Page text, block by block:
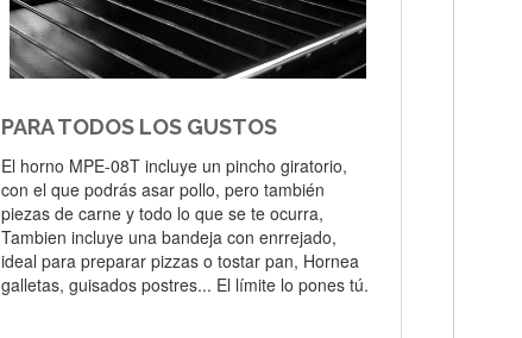
PARA TODOS LOS GUSTOS
El horno MPE-08T incluye un pincho giratorio,
con el que podrás asar pollo, pero también
piezas de carne y todo lo que se te ocurra,
Tambien incluye una bandeja con enrrejado,
ideal para preparar pizzas o tostar pan, Hornea
galletas, guisados postres... El límite lo pones tú.